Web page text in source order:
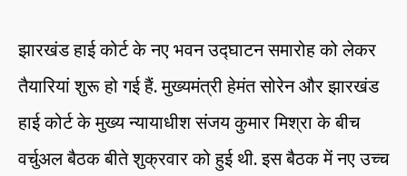
झारखंड हाई कोर्ट के नए भवन उद्घाटन समारोह को लेकर
तैयारियां शुरू हो गई हैं. मुख्यमंत्री हेमंत सोरेन और झारखंड
हाई कोर्ट के मुख्य न्यायाधीश संजय कुमार मिश्रा के बीच
वर्चुअल बैठक बीते शुक्रवार को हुई थी. इस बैठक में नए उच्च